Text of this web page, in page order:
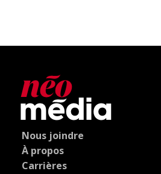
Nous joindre
À propos
Carrières